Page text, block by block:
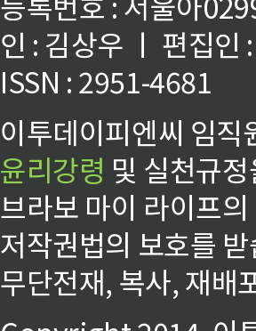
인 : 김상우 ㅣ 편집인
ISSN : 2951-4681
이투데이피엔씨 임
윤리강령 및 실천규
브라보 마이 라이프
저작권법의 보호를
무단전재, 복사, 재배